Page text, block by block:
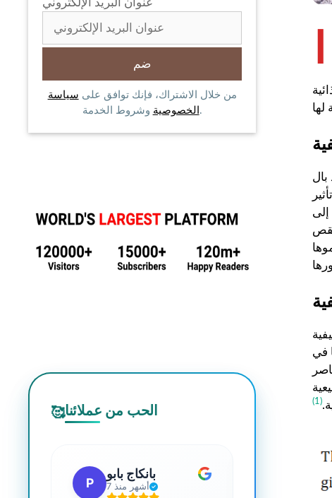
بال
إلى
في
(1)
عنوان البريد الإلكتروني
من خلال الاشتراك، فإنك توافق على سياسة
الخصوصية وشروط الخدمة.
🥰الحب من عملائنا
P
بانكاج بابو
7 أشهر منذ
جي
منذ 3 أشهر